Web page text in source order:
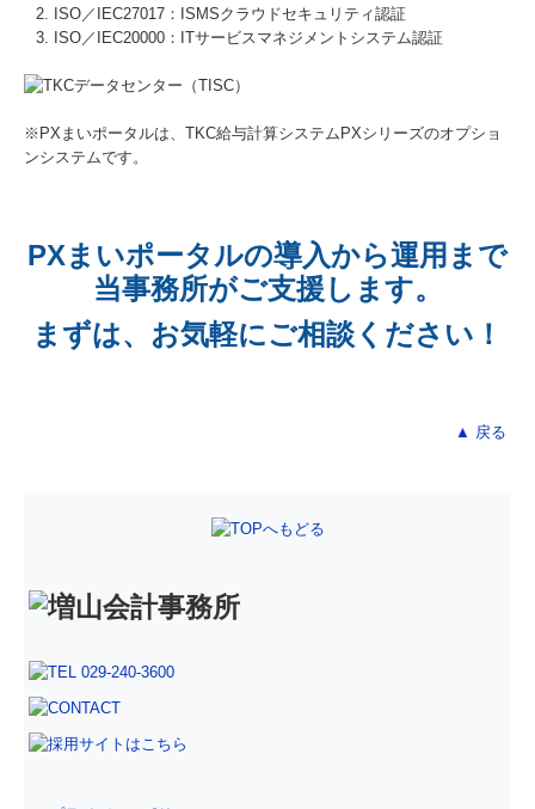
ISO／IEC27017：ISMSクラウドセキュリティ認証
ISO／IEC20000：ITサービスマネジメントシステム認証
※PXまいポータルは、TKC給与計算システムPXシリーズのオプショ
ンシステムです。
PXまいポータルの導入から運用まで
当事務所がご支援します。
まずは、お気軽にご相談ください！
▲ 戻る